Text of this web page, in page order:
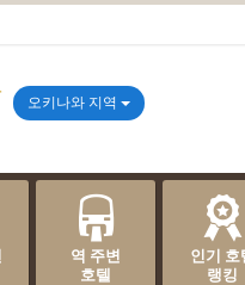
오키나와 지역
역 주변
호텔
인기 호
랭킹